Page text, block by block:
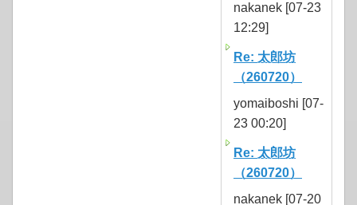
nakanek [07-23
12:29]
Re: 太郎坊
（260720）
yomaiboshi [07-
23 00:20]
Re: 太郎坊
（260720）
nakanek [07-20